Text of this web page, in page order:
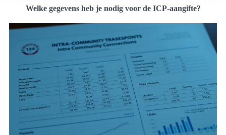
Welke gegevens heb je nodig voor de ICP-aangifte?